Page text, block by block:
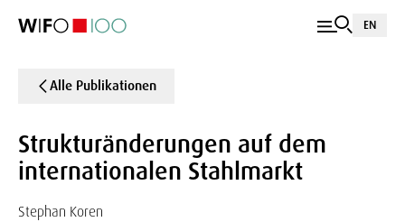
EN
Alle Publikationen
Strukturänderungen auf dem
internationalen Stahlmarkt
Stephan Koren